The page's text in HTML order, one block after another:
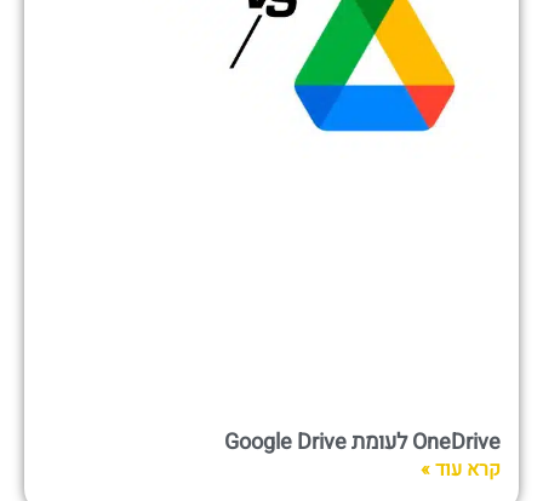
OneDrive לעומת Google Drive
קרא עוד »